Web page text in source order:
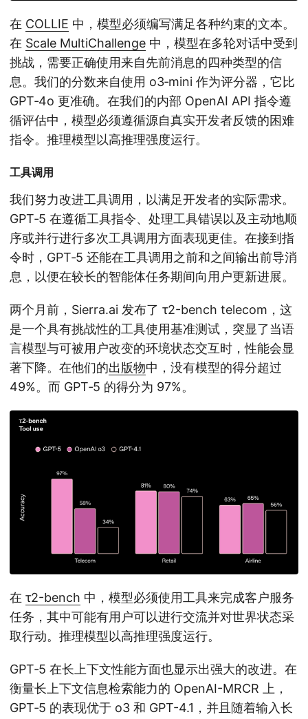
在 COLLIE 中，模型必须编写满足各种约束的文本。
在 Scale MultiChallenge 中，模型在多轮对话中受到
挑战，需要正确使用来自先前消息的四种类型的信
息。我们的分数来自使用 o3‑mini 作为评分器，它比
GPT‑4o 更准确。在我们的内部 OpenAI API 指令遵
循评估中，模型必须遵循源自真实开发者反馈的困难
指令。推理模型以高推理强度运行。
工具调用
我们努力改进工具调用，以满足开发者的实际需求。
GPT‑5 在遵循工具指令、处理工具错误以及主动地顺
序或并行进行多次工具调用方面表现更佳。在接到指
令时，GPT‑5 还能在工具调用之前和之间输出前导消
息，以便在较长的智能体任务期间向用户更新进展。
两个月前，Sierra.ai 发布了 τ2-bench telecom，这
是一个具有挑战性的工具使用基准测试，突显了当语
言模型与可被用户改变的环境状态交互时，性能会显
著下降。在他们的出版物中，没有模型的得分超过
49%。而 GPT‑5 的得分为 97%。
在 τ2-bench 中，模型必须使用工具来完成客户服务
任务，其中可能有用户可以进行交流并对世界状态采
取行动。推理模型以高推理强度运行。
GPT‑5 在长上下文性能方面也显示出强大的改进。在
衡量长上下文信息检索能力的 OpenAI-MRCR 上，
GPT‑5 的表现优于 o3 和 GPT-4.1，并且随着输入长